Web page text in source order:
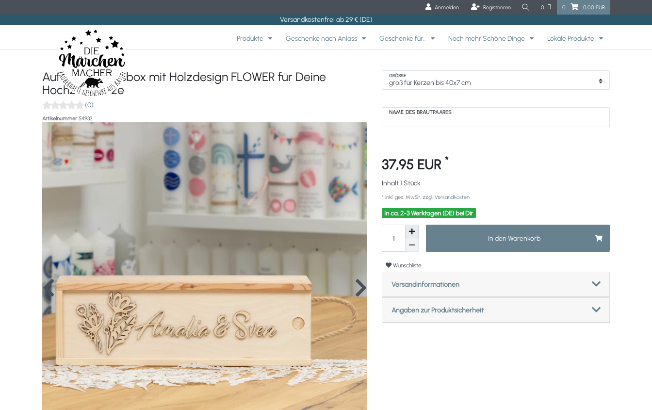
Anmelden Registrieren 0 0 0,00 EUR
Versandkostenfrei ab 29 € (DE)
Produkte Geschenke nach Anlass Geschenke für.. Noch mehr Schöne Dinge Lokale Produkte
Aufbewahrungsbox mit Holzdesign FLOWER für Deine
Hochzeitskerze
(0)
Artikelnummer 54933
GRÖSSE
NAME DES BRAUTPAARES
37,95 EUR *
Inhalt1 Stück
* inkl. ges. MwSt. zzgl. Versandkosten
In ca. 2-3 Werktagen (DE) bei Dir
In den Warenkorb
Wunschliste
Versandinformationen
Angaben zur Produktsicherheit